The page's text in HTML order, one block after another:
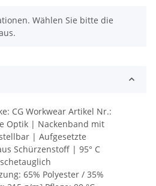
Wählen Sie bitte die
CG Workwear Artikel Nr.:
Optik | Nackenband mit
| Aufgesetzte
Schürzenstoff | 95° C
65% Polyester / 35%